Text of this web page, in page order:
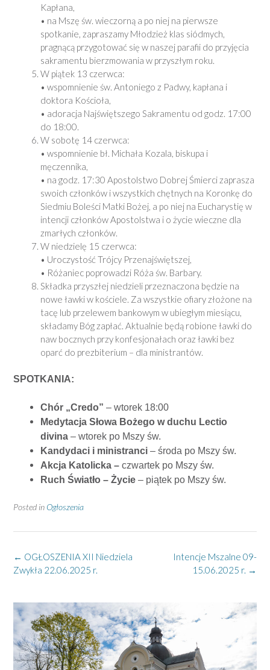
Kapłana,
• na Mszę św. wieczorną a po niej na pierwsze
spotkanie, zapraszamy Młodzież klas siódmych,
pragnącą przygotować się w naszej parafii do przyjęcia
sakramentu bierzmowania w przyszłym roku.
W piątek 13 czerwca:
• wspomnienie św. Antoniego z Padwy, kapłana i
doktora Kościoła,
• adoracja Najświętszego Sakramentu od godz. 17:00
do 18:00.
W sobotę 14 czerwca:
• wspomnienie bł. Michała Kozala, biskupa i
męczennika,
• na godz. 17:30 Apostolstwo Dobrej Śmierci zaprasza
swoich członków i wszystkich chętnych na Koronkę do
Siedmiu Boleści Matki Bożej, a po niej na Eucharystię w
intencji członków Apostolstwa i o życie wieczne dla
zmarłych członków.
W niedzielę 15 czerwca:
• Uroczystość Trójcy Przenajświętszej,
• Różaniec poprowadzi Róża św. Barbary.
Składka przyszłej niedzieli przeznaczona będzie na
nowe ławki w kościele. Za wszystkie ofiary złożone na
tacę lub przelewem bankowym w ubiegłym miesiącu,
składamy Bóg zapłać. Aktualnie będą robione ławki do
naw bocznych przy konfesjonałach oraz ławki bez
oparć do prezbiterium – dla ministrantów.
SPOTKANIA:
Chór „Credo” – wtorek 18:00
Medytacja Słowa Bożego w duchu Lectio
divina – wtorek po Mszy św.
Kandydaci i ministranci – środa po Mszy św.
Akcja Katolicka – czwartek po Mszy św.
Ruch Światło – Życie – piątek po Mszy św.
Posted in Ogłoszenia
Post
navigation
Intencje Mszalne 09-
15.06.2025 r. →
← OGŁOSZENIA XII Niedziela
Zwykła 22.06.2025 r.